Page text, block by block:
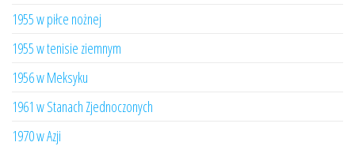
1955 w piłce nożnej
1955 w tenisie ziemnym
1956 w Meksyku
1961 w Stanach Zjednoczonych
1970 w Azji